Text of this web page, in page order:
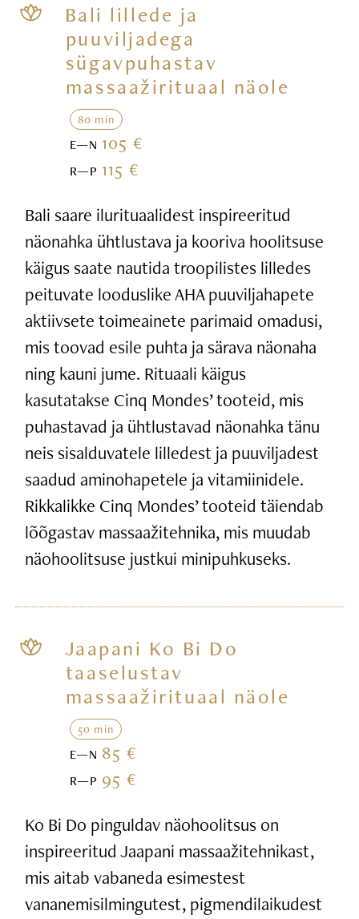
Bali lillede ja
puuviljadega
sügavpuhastav
massaažirituaal näole
80 min
E—N105 €
R—P115 €
Bali saare ilurituaalidest inspireeritud
näonahka ühtlustava ja kooriva hoolitsuse
käigus saate nautida troopilistes lilledes
peituvate looduslike AHA puuviljahapete
aktiivsete toimeainete parimaid omadusi,
mis toovad esile puhta ja särava näonaha
ning kauni jume. Rituaali käigus
kasutatakse Cinq Mondes’ tooteid, mis
puhastavad ja ühtlustavad näonahka tänu
neis sisalduvatele lilledest ja puuviljadest
saadud aminohapetele ja vitamiinidele.
Rikkalikke Cinq Mondes’ tooteid täiendab
lõõgastav massaažitehnika, mis muudab
näohoolitsuse justkui minipuhkuseks.
Jaapani Ko Bi Do
taaselustav
massaažirituaal näole
50 min
E—N 85 €
R—P 95 €
Ko Bi Do pinguldav näohoolitsus on
inspireeritud Jaapani massaažitehnikast,
mis aitab vabaneda esimestest
vananemisilmingutest, pigmendilaikudest